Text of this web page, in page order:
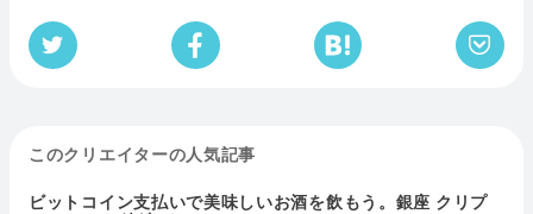
このクリエイターの人気記事
ビットコイン支払いで美味しいお酒を飲もう。銀座 クリプ